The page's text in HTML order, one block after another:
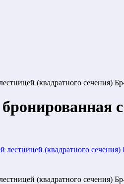
(квадратного сечения)
(квадратного сечения)